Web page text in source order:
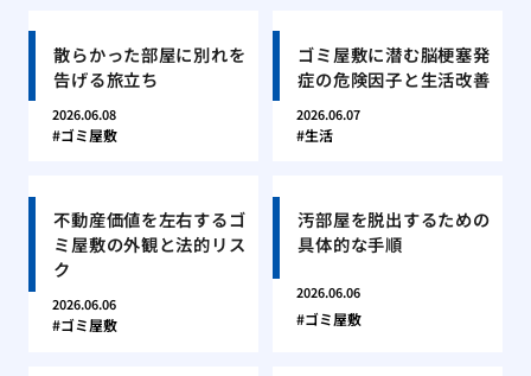
散らかった部屋に別れを
告げる旅立ち
2026.06.08
ゴミ屋敷
ゴミ屋敷に潜む脳梗塞発
症の危険因子と生活改善
2026.06.07
生活
不動産価値を左右するゴ
ミ屋敷の外観と法的リス
ク
2026.06.06
ゴミ屋敷
汚部屋を脱出するための
具体的な手順
2026.06.06
ゴミ屋敷